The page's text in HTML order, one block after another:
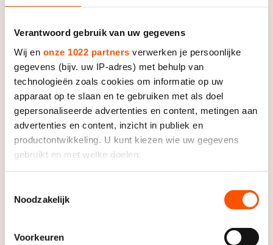
Verantwoord gebruik van uw gegevens
Wij en onze 1022 partners verwerken je persoonlijke
gegevens (bijv. uw IP-adres) met behulp van
technologieën zoals cookies om informatie op uw
apparaat op te slaan en te gebruiken met als doel
gepersonaliseerde advertenties en content, metingen aan
advertenties en content, inzicht in publiek en
productontwikkeling. U kunt kiezen wie uw gegevens
gebruikt en met welke doelen.
Informatie verzamelen over uw geografische locatie,
Uw apparaat identificeren door het actief te scannen
Noodzakelijk
Voorkeuren
Kunstschaatsen
Historie & statistiek
Deze zomer de weg op
Waar kan ik schaatsen en skaten?
Schaatsfans
Evenementen
Tickets
Livestreams
Word schaatsfan!
Winacties
Olympische Spelen
Olympische Spelen
Medaille overzicht
Medaillespiegel
Olympische uitslagen
Van Jong tot Goud verhalen